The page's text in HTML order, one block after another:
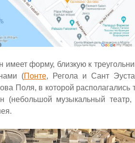
имеет форму, близкую к
(Понте, Регола и Сант
Поля, в которой
(небольшой музыкальный